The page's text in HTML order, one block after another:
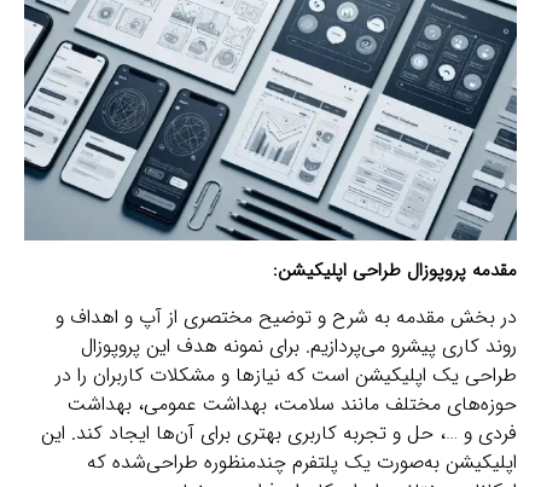
مقدمه پروپوزال طراحی اپلیکیشن:
در بخش مقدمه به شرح و توضیح مختصری از آپ و اهداف و
روند کاری پیشرو می‌پردازیم. برای نمونه هدف این پروپوزال
طراحی یک اپلیکیشن است که نیازها و مشکلات کاربران را در
حوزه‌های مختلف مانند سلامت، بهداشت عمومی، بهداشت
فردی و …، حل و تجربه کاربری بهتری برای آن‌ها ایجاد کند. این
اپلیکیشن به‌صورت یک پلتفرم چندمنظوره طراحی‌شده که